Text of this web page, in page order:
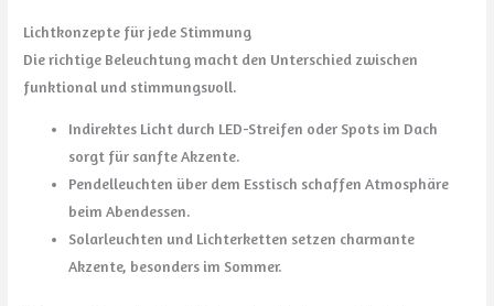
Lichtkonzepte für jede Stimmung
Die richtige Beleuchtung macht den Unterschied zwischen
funktional und stimmungsvoll.
Indirektes Licht durch LED-Streifen oder Spots im Dach
sorgt für sanfte Akzente.
Pendelleuchten über dem Esstisch schaffen Atmosphäre
beim Abendessen.
Solarleuchten und Lichterketten setzen charmante
Akzente, besonders im Sommer.